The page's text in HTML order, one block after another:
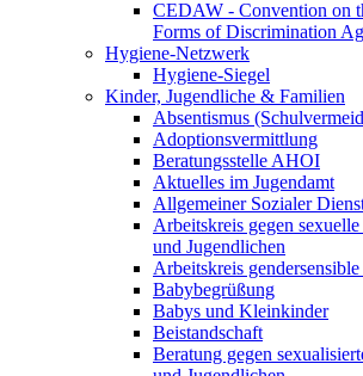
CEDAW - Convention on
Forms of Discrimination
Hygiene-Netzwerk
Hygiene-Siegel
Kinder, Jugendliche & Familien
Absentismus
Adoptionsvermittlung
Beratungsstelle AHOI
Aktuelles im Jugendamt
Allgemeiner Sozialer
Arbeitskreis gegen
und Jugendlichen
Arbeitskreis
Babybegrüßung
Babys und Kleinkinder
Beistandschaft
Beratung gegen